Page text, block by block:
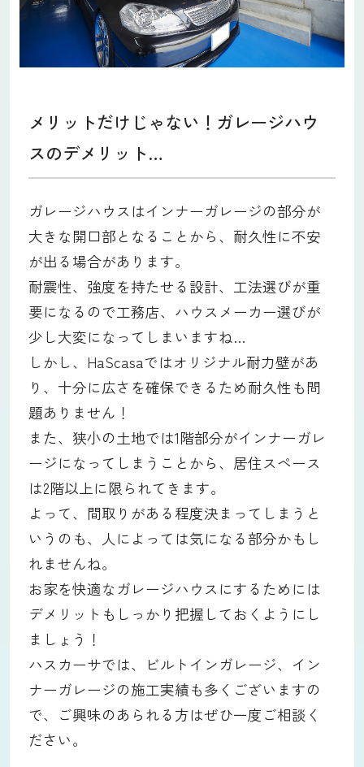
メリットだけじゃない！ガレージハウ
スのデメリット…
ガレージハウスはインナーガレージの部分が
大きな開口部となることから、耐久性に不安
が出る場合があります。
耐震性、強度を持たせる設計、工法選びが重
要になるので工務店、ハウスメーカー選びが
少し大変になってしまいますね…
しかし、HaScasaではオリジナル耐力壁があ
り、十分に広さを確保できるため耐久性も問
題ありません！
また、狭小の土地では1階部分がインナーガレ
ージになってしまうことから、居住スペース
は2階以上に限られてきます。
よって、間取りがある程度決まってしまうと
いうのも、人によっては気になる部分かもし
れませんね。
お家を快適なガレージハウスにするためには
デメリットもしっかり把握しておくようにし
ましょう！
ハスカーサでは、ビルトインガレージ、イン
ナーガレージの施工実績も多くございますの
で、ご興味のあられる方はぜひ一度ご相談く
ださい。